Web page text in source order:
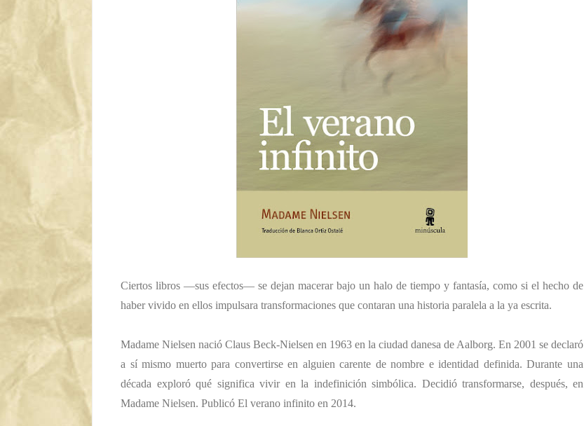
Ciertos libros —sus efectos— se dejan macerar bajo un halo de tiempo y fantasía, como si el hecho de
haber vivido en ellos impulsara transformaciones que contaran una historia paralela a la ya escrita.
Madame Nielsen nació Claus Beck-Nielsen en 1963 en la ciudad danesa de Aalborg. En 2001 se declaró
a sí mismo muerto para convertirse en alguien carente de nombre e identidad definida. Durante una
década exploró qué significa vivir en la indefinición simbólica. Decidió transformarse, después, en
Madame Nielsen. Publicó El verano infinito en 2014.